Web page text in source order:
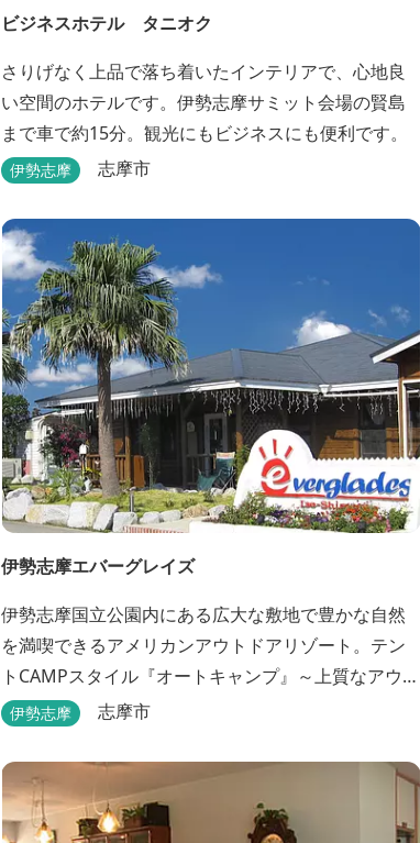
ビジネスホテル タニオク
さりげなく上品で落ち着いたインテリアで、心地良
い空間のホテルです。伊勢志摩サミット会場の賢島
まで車で約15分。観光にもビジネスにも便利です。
伊勢志摩 志摩市
伊勢志摩エバーグレイズ
伊勢志摩国立公園内にある広大な敷地で豊かな自然
を満喫できるアメリカンアウトドアリゾート。テン
トCAMPスタイル『オートキャンプ』～上質なアウト
ドア空間『グランピングスタイル』まで多彩な宿泊
＆アクティビティーが人気！365日開催のアメリカン
カルチャーを取り入れたキッズイベント、カナディ
アンカヌー、ペダルボート、ファンサイクルなど豊
伊勢志摩 志摩市